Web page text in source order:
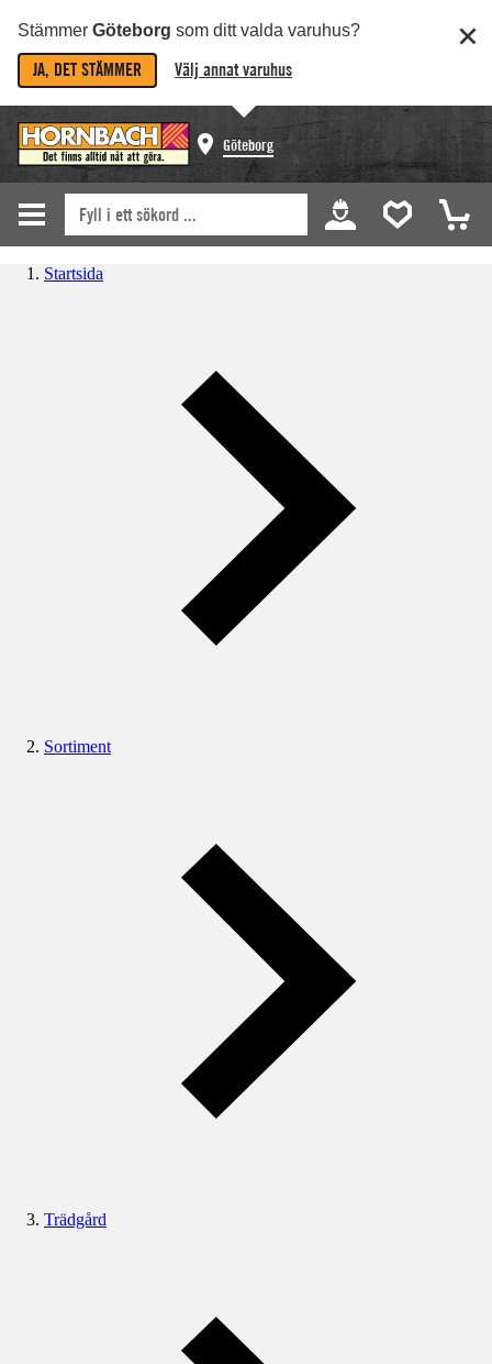
Stämmer Göteborg som ditt valda varuhus?
JA, DET STÄMMER Välj annat varuhus
Göteborg
Startsida
Sortiment
Trädgård